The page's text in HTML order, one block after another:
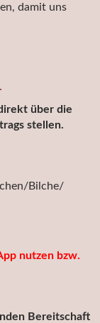
damit uns
über die
stellen.
Bilche/
nutzen bzw.
Bereitschaft